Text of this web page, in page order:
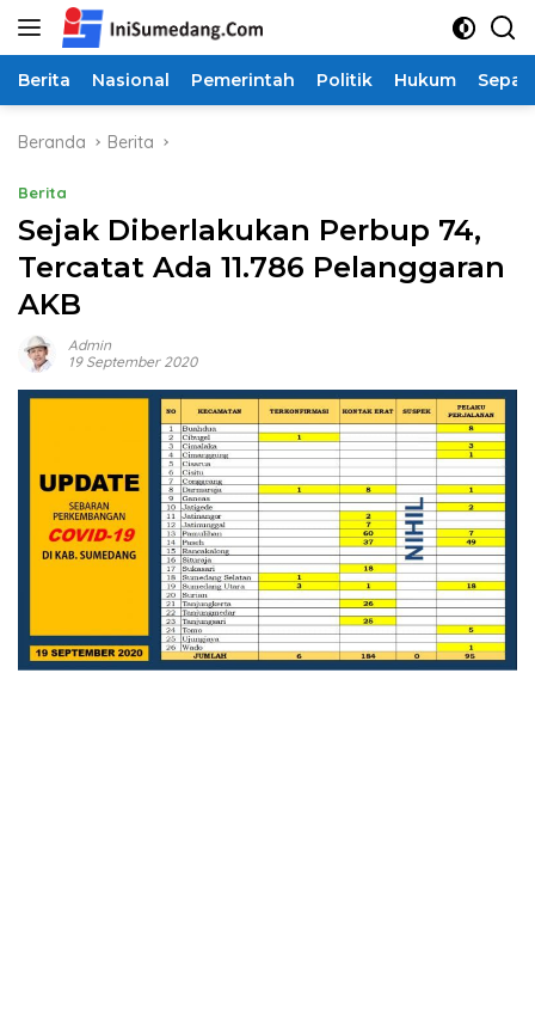
Langsung
Berita Nasional Pemerintah Politik Hukum
Beranda Berita
Berita
Sejak Diberlakukan Perbup 74,
Tercatat Ada 11.786 Pelanggaran
AKB
Admin
19 September 2020